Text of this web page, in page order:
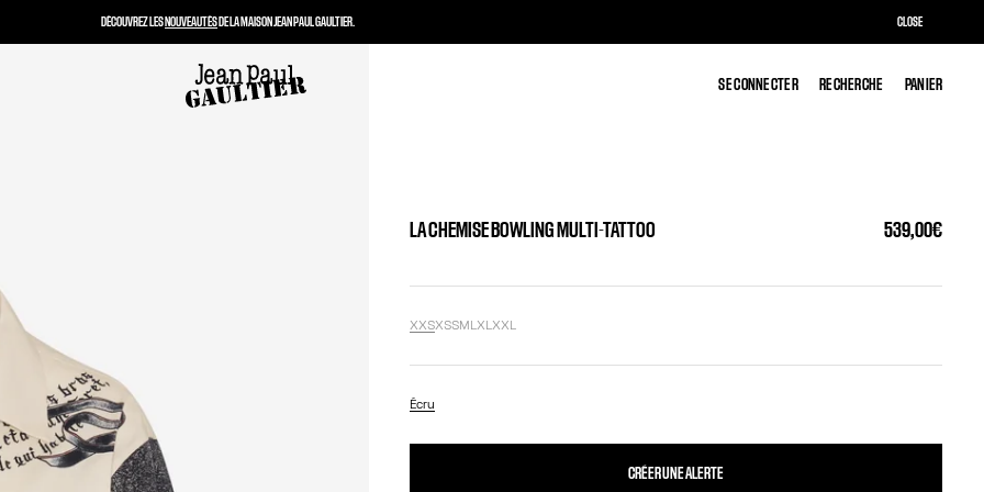
SE CONNECTER RECHERCHE PANIER
SE CONNECTER RECHERCHE PANIER
LA CHEMISE BOWLING MULTI-TATTOO 539,00€
XXSXSSMLXLXXL
Écru
CRÉER UNE ALERTE
DÉCOUVREZ LESNOUVEAUTÉSDE LA MAISON JEAN PAUL GAULTIER. CLOSE